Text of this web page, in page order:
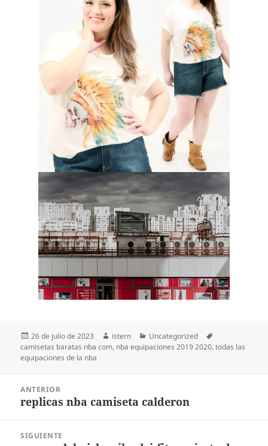
Publicado
el
26 de julio de 2023 Autor
istern Categorías
Uncategorized
camisetas baratas nba com, nba equipaciones 2019 2020,todas las
equipaciones de la nba
entradas
ANTERIOR
Entrada
replicas nba camiseta calderon
SIGUIENTE